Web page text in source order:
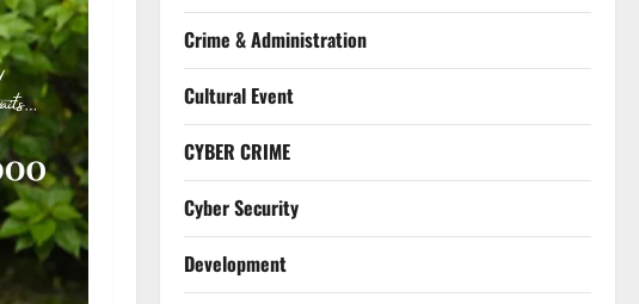
Crime & Administration
Cultural Event
CYBER CRIME
Cyber Security
Development